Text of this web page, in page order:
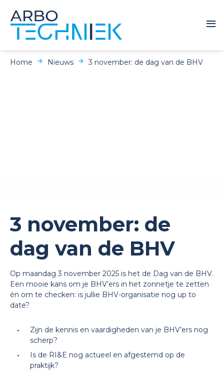
Home Nieuws 3 november: de dag van de BHV
3 november: de
dag van de BHV
Op maandag 3 november 2025 is het de Dag van de BHV.
Een mooie kans om je BHV’ers in het zonnetje te zetten
én om te checken: is jullie BHV-organisatie nog up to
date?
Zijn de kennis en vaardigheden van je BHV’ers nog
scherp?
Is de RI&E nog actueel en afgestemd op de
praktijk?